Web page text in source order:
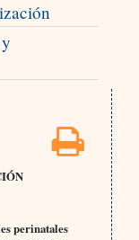
perinatales